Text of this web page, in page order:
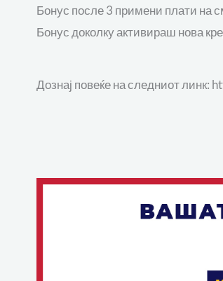
Бонус после 3 примени плати на
Бонус доколку активираш нова
Дознај повеќе на следниот